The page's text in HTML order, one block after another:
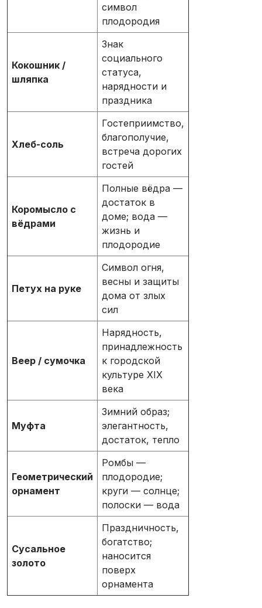
символ
плодородия
Кокошник /
шляпка
Знак
социального
статуса,
нарядности и
праздника
Хлеб-соль
Гостеприимство,
благополучие,
встреча дорогих
гостей
Коромысло с
вёдрами
Полные вёдра —
достаток в
доме; вода —
жизнь и
плодородие
Петух на руке
Символ огня,
весны и защиты
дома от злых
сил
Веер / сумочка
Нарядность,
принадлежность
к городской
культуре XIX
века
Муфта
Зимний образ;
элегантность,
достаток, тепло
Геометрический
орнамент
Ромбы —
плодородие;
круги — солнце;
полоски — вода
Сусальное
золото
Праздничность,
богатство;
наносится
поверх
орнамента